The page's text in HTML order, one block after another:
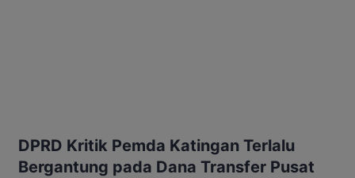
DPRD Kritik Pemda Katingan Terlalu
Bergantung pada Dana Transfer Pusat